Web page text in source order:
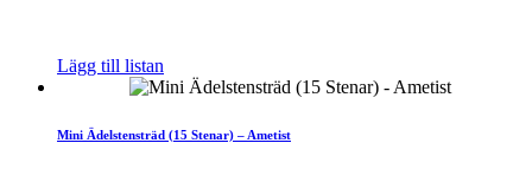
Lägg till listan
Mini Ädelstensträd (15 Stenar) – Ametist